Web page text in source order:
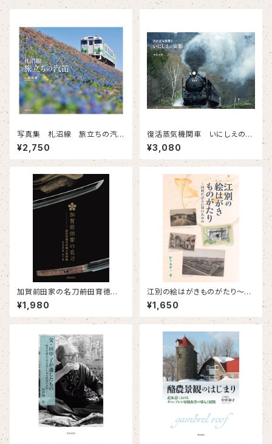
写真集 札沼線 旅立ちの汽
笛
¥2,750
復活蒸気機関車 いにしえの面
影
¥3,080
加賀前田家の名刀――前田育徳会
所蔵刀剣図録
¥1,980
江別の絵はがきものがたり～図
柄が語る江別のあゆみ
¥1,650